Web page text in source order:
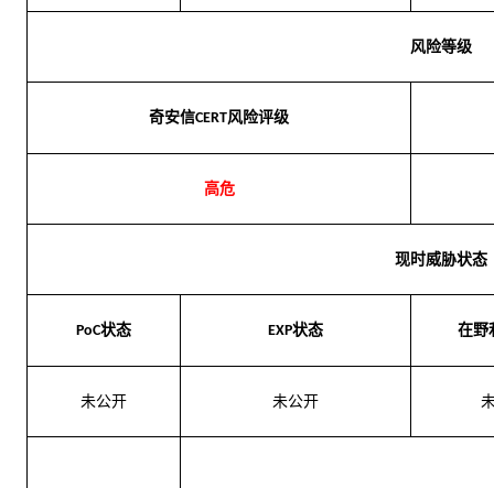
风险等级
奇安信CERT风险评级
高危
现时威胁状态
PoC状态 EXP状态 在野
未公开 未公开